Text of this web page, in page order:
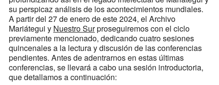
su perspicaz análisis de los acontecimientos mundiales.
A partir del 27 de enero de este 2024, el Archivo
Mariátegui y Nuestro Surproseguiremos con el ciclo
previamente mencionado, dedicando cuatro sesiones
quincenales a la lectura y discusión de las conferencias
pendientes. Antes de adentrarnos en estas últimas
conferencias, se llevará a cabo una sesión introductoria,
que detallamos a continuación: